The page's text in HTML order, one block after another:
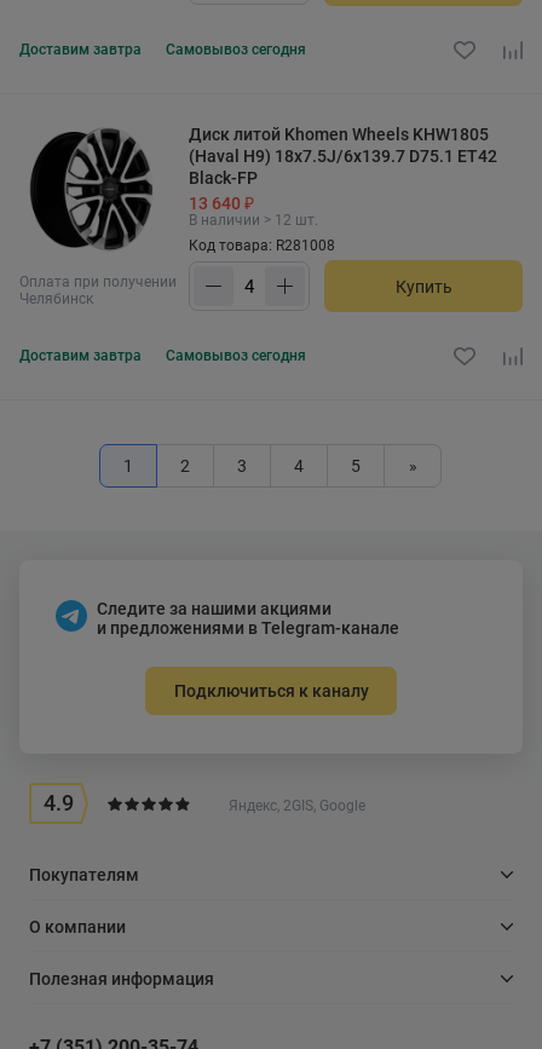
Доставим завтра Самовывоз сегодня
Оплата при получении
Челябинск
Диск литой Khomen Wheels KHW1805
(Haval H9) 18x7.5J/6x139.7 D75.1 ET42
Black-FP
13 640 ₽
В наличии > 12 шт.
Код товара: R281008
Купить
Доставим завтра Самовывоз сегодня
1 2 3 4 5 »
Следите за нашими акциями
и предложениями в Telegram-канале
Подключиться к каналу
4.9 Яндекс, 2GIS, Google
Покупателям
О компании
Полезная информация